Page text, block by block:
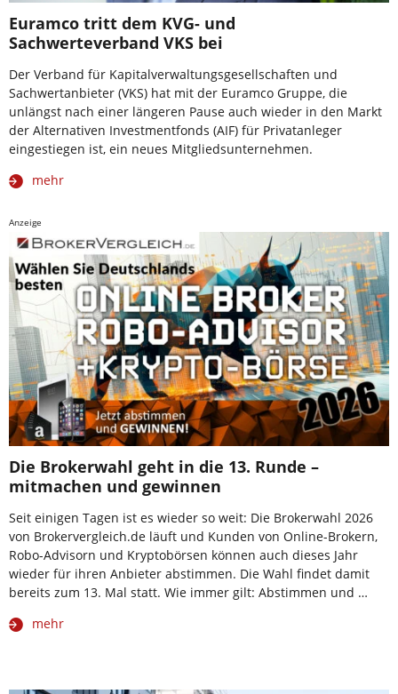
Euramco tritt dem KVG- und
Sachwerteverband VKS bei
Der Verband für Kapitalverwaltungsgesellschaften und
Sachwertanbieter (VKS) hat mit der Euramco Gruppe, die
unlängst nach einer längeren Pause auch wieder in den Markt
der Alternativen Investmentfonds (AIF) für Privatanleger
eingestiegen ist, ein neues Mitgliedsunternehmen.
mehr
Anzeige
Die Brokerwahl geht in die 13. Runde –
mitmachen und gewinnen
Seit einigen Tagen ist es wieder so weit: Die Brokerwahl 2026
von Brokervergleich.de läuft und Kunden von Online-Brokern,
Robo-Advisorn und Kryptobörsen können auch dieses Jahr
wieder für ihren Anbieter abstimmen. Die Wahl findet damit
bereits zum 13. Mal statt. Wie immer gilt: Abstimmen und …
mehr